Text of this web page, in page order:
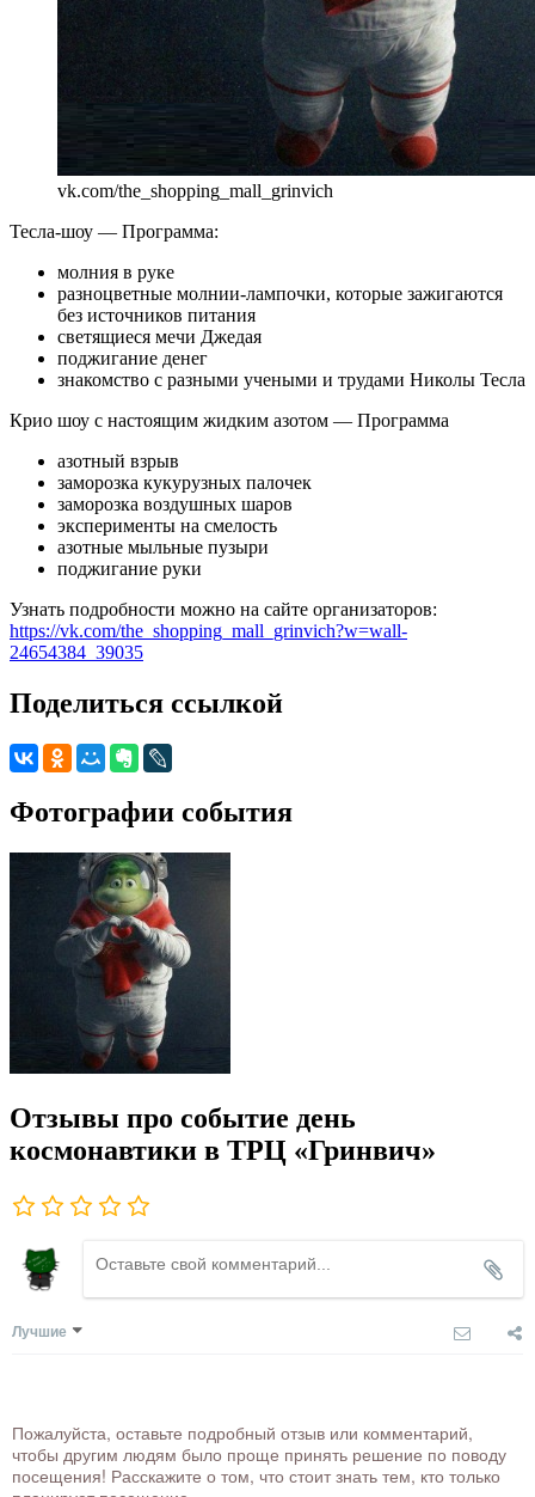
vk.com/the_shopping_mall_grinvich
Тесла-шоу — Программа:
молния в руке
разноцветные молнии-лампочки, которые зажигаются
без источников питания
светящиеся мечи Джедая
поджигание денег
знакомство с разными учеными и трудами Николы Тесла
Крио шоу с настоящим жидким азотом — Программа
азотный взрыв
заморозка кукурузных палочек
заморозка воздушных шаров
эксперименты на смелость
азотные мыльные пузыри
поджигание руки
Узнать подробности можно на сайте организаторов:
https://vk.com/the_shopping_mall_grinvich?w=wall-
24654384_39035
Поделиться ссылкой
Фотографии события
Отзывы про событие день
космонавтики в ТРЦ «Гринвич»
Лучшие
Пожалуйста, оставьте подробный отзыв или комментарий,
чтобы другим людям было проще принять решение по поводу
посещения! Расскажите о том, что стоит знать тем, кто только